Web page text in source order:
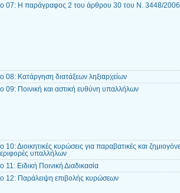
07: Η παράγραφος 2 του άρθρου 30 του Ν. 3448/2006
08: Κατάργηση διατάξεων ληξιαρχείων
09: Ποινική και αστική ευθύνη υπαλλήλων
10: Διοικητικές κυρώσεις για παραβατικές και
υπαλλήλων
11: Ειδική Ποινική Διαδικασία
12: Παράλειψη επιβολής κυρώσεων